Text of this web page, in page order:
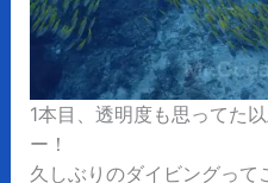
1本目、透明度も思ってた
ー！
久しぶりのダイビングっ